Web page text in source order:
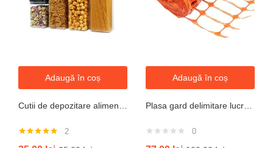
Adaugă în coș
Cutii de depozitare alimente, Set din 7 Cutii pentru Condimente, Cereale, Cutii pentru Bucatarie, din Plastic PP, Cutii Alimentare, Diferite Dimensiuni, Transparente
2
Adaugă în coș
Plasa gard delimitare lucrari 1mx50m cu ochi 70x40mm, 110g/m portocaliu
0